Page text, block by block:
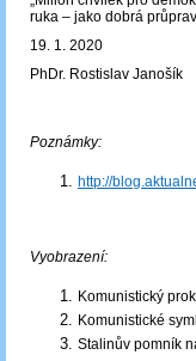
ruka ‒ jako dobrá
19. 1. 2020
PhDr. Rostislav Janošík
Poznámky:
http://
Vyobrazení:
Komunistický
Komunistické
Stalinův pomník